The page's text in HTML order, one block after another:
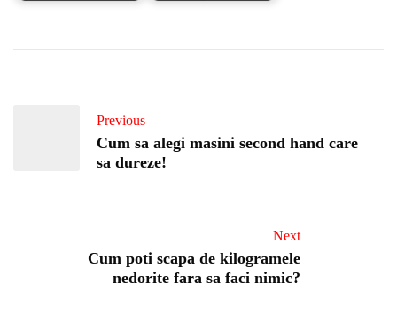
Previous
Cum sa alegi masini second hand care
sa dureze!
Next
Cum poti scapa de kilogramele
nedorite fara sa faci nimic?